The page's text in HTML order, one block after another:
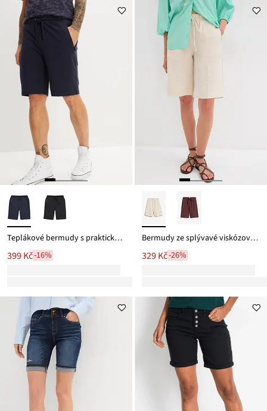
ceny
339 Kč
Teplákové bermudy s praktickými kapsami na zip
399 Kč-16%
Bermudy ze splývavé viskózové směsi
329 Kč-26%